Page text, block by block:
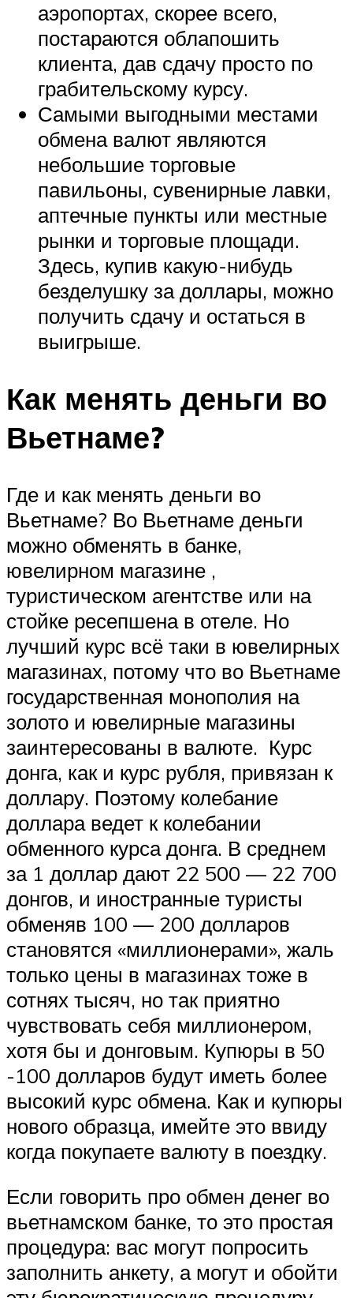
аэропортах, скорее всего,
постараются облапошить
клиента, дав сдачу просто по
грабительскому курсу.
Самыми выгодными местами
обмена валют являются
небольшие торговые
павильоны, сувенирные лавки,
аптечные пункты или местные
рынки и торговые площади.
Здесь, купив какую-нибудь
безделушку за доллары, можно
получить сдачу и остаться в
выигрыше.
Как менять деньги во
Вьетнаме?
Где и как менять деньги во
Вьетнаме? Во Вьетнаме деньги
можно обменять в банке,
ювелирном магазине ,
туристическом агентстве или на
стойке ресепшена в отеле. Но
лучший курс всё таки в ювелирных
магазинах, потому что во Вьетнаме
государственная монополия на
золото и ювелирные магазины
заинтересованы в валюте. Курс
донга, как и курс рубля, привязан к
доллару. Поэтому колебание
доллара ведет к колебании
обменного курса донга. В среднем
за 1 доллар дают 22 500 — 22 700
донгов, и иностранные туристы
обменяв 100 — 200 долларов
становятся «миллионерами», жаль
только цены в магазинах тоже в
сотнях тысяч, но так приятно
чувствовать себя миллионером,
хотя бы и донговым. Купюры в 50
-100 долларов будут иметь более
высокий курс обмена. Как и купюры
нового образца, имейте это ввиду
когда покупаете валюту в поездку.
Если говорить про обмен денег во
вьетнамском банке, то это простая
процедура: вас могут попросить
заполнить анкету, а могут и обойти